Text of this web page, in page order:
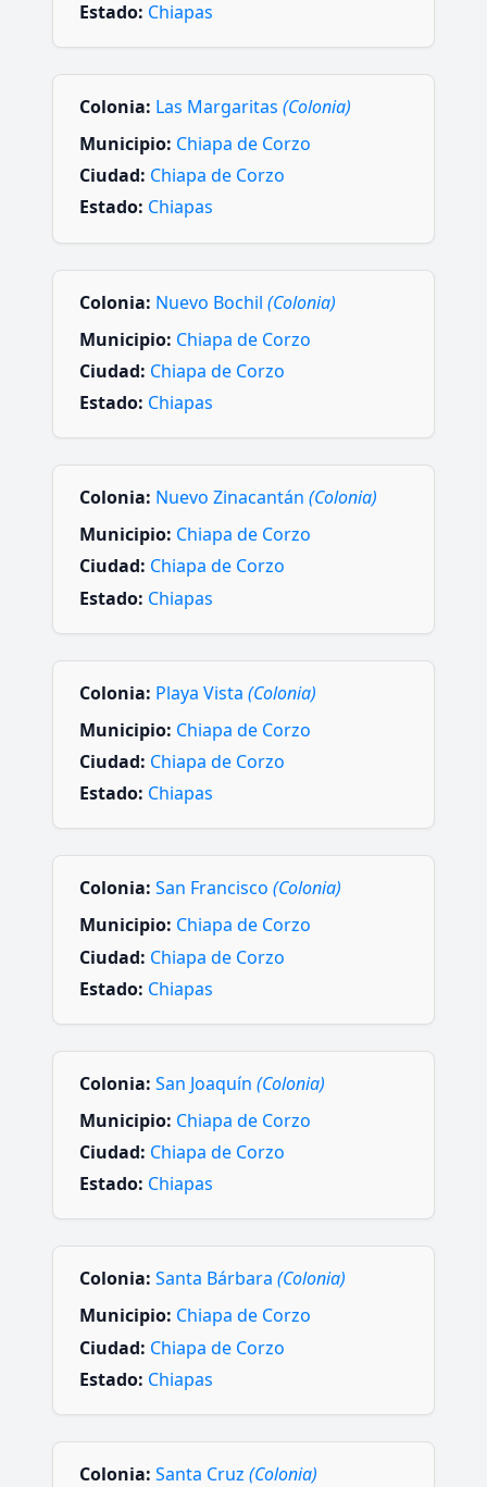
Estado: Chiapas
Colonia: Las Margaritas (Colonia)
Municipio: Chiapa de Corzo
Ciudad: Chiapa de Corzo
Estado: Chiapas
Colonia: Nuevo Bochil (Colonia)
Municipio: Chiapa de Corzo
Ciudad: Chiapa de Corzo
Estado: Chiapas
Colonia: Nuevo Zinacantán (Colonia)
Municipio: Chiapa de Corzo
Ciudad: Chiapa de Corzo
Estado: Chiapas
Colonia: Playa Vista (Colonia)
Municipio: Chiapa de Corzo
Ciudad: Chiapa de Corzo
Estado: Chiapas
Colonia: San Francisco (Colonia)
Municipio: Chiapa de Corzo
Ciudad: Chiapa de Corzo
Estado: Chiapas
Colonia: San Joaquín (Colonia)
Municipio: Chiapa de Corzo
Ciudad: Chiapa de Corzo
Estado: Chiapas
Colonia: Santa Bárbara (Colonia)
Municipio: Chiapa de Corzo
Ciudad: Chiapa de Corzo
Estado: Chiapas
Colonia: Santa Cruz (Colonia)